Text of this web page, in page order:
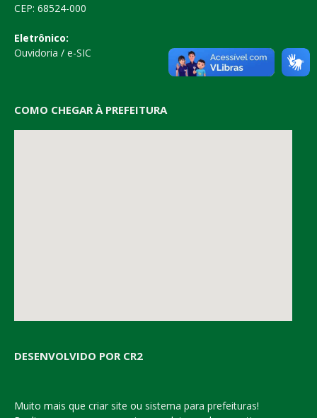
CEP: 68524-000
Eletrônico:
Ouvidoria / e-SIC
COMO CHEGAR À PREFEITURA
DESENVOLVIDO POR CR2
Muito mais que criar site ou sistema para prefeituras!